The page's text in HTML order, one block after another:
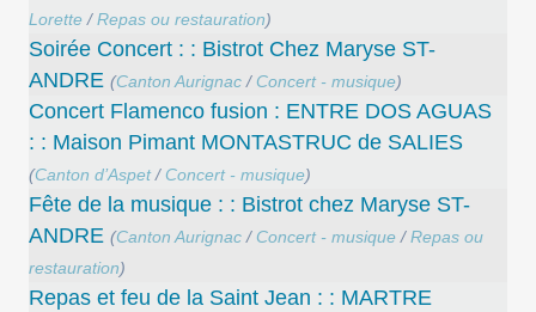
Lorette/Repas ou restauration)
Soirée Concert : : Bistrot Chez Maryse ST-
ANDRE (Canton Aurignac/ Concert - musique)
Concert ​Flamenco fusion : ENTRE DOS AGUAS
: : Maison Pimant MONTASTRUC de SALIES
(Canton d’Aspet/ Concert - musique)
Fête de la musique : : Bistrot chez Maryse ST-
ANDRE (Canton Aurignac/ Concert - musique/Repas ou
restauration)
Repas et feu de la Saint Jean : : MARTRE